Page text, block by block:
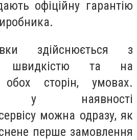
офіційну гарантію
здійснюється з
швидкістю та на
сторін, умовах.
у наявності
можна одразу, як
перше замовлення